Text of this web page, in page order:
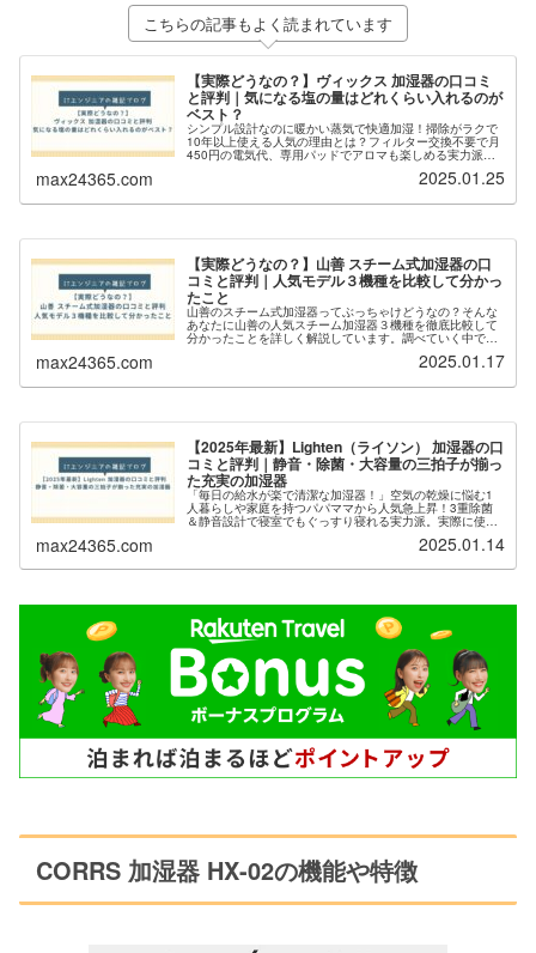
こちらの記事もよく読まれています
【実際どうなの？】ヴィックス 加湿器の口コミ
と評判｜気になる塩の量はどれくらい入れるのが
ベスト？
シンプル設計なのに暖かい蒸気で快適加湿！掃除がラクで
10年以上使える人気の理由とは？フィルター交換不要で月
450円の電気代、専用パッドでアロマも楽しめる実力派加
湿器の全てをご紹介。初期の臭いや水垢対策まで徹底解説
max24365.com 2025.01.25
【実際どうなの？】山善 スチーム式加湿器の口
コミと評判｜人気モデル３機種を比較して分かっ
たこと
山善のスチーム式加湿器ってぶっちゃけどうなの？そんな
あなたに山善の人気スチーム加湿器３機種を徹底比較して
分かったことを詳しく解説しています。調べていく中でど
うして山善の加湿器が売れまくっているのが理由が見えて
max24365.com 2025.01.17
【2025年最新】Lighten（ライソン） 加湿器の口
コミと評判｜静音・除菌・大容量の三拍子が揃っ
た充実の加湿器
「毎日の給水が楽で清潔な加湿器！」空気の乾燥に悩む1
人暮らしや家庭を持つパパママから人気急上昇！3重除菌
＆静音設計で寝室でもぐっすり寝れる実力派。実際に使っ
た方の口コミから選ばれる理由を徹底解説します。
max24365.com 2025.01.14
CORRS 加湿器 HX-02の機能や特徴